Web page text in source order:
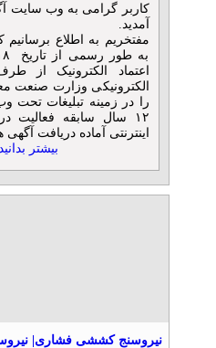
بازرگانی بلوچ
» آگهی برنزی (توان ۲)
کانکس نگهبانی
حسینی
تلفن: ۰۹۰۵۵۵۶۳۲۴۷
» آگهی برنزی (توان ۲)
ساختمانی و صنعتی
کاربر گرامی به وب سایت
آمدید.
مفتخریم به اطلاع
اعتماد الکترونیک از
الکترونیکی وزارت صنعت
را در زمینه تبلیغات تحت
۱۲ سال سابقه فعالیت
اینترنتی آماده دریافت
بیشتر
نیروسنج کششی فشاری|